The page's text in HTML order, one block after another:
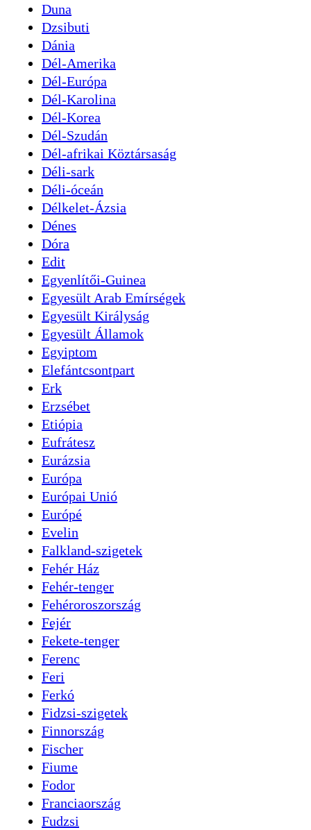
Duna
Dzsibuti
Dánia
Dél-Amerika
Dél-Európa
Dél-Karolina
Dél-Korea
Dél-Szudán
Dél-afrikai Köztársaság
Déli-sark
Déli-óceán
Délkelet-Ázsia
Dénes
Dóra
Edit
Egyenlítői-Guinea
Egyesült Arab Emírségek
Egyesült Királyság
Egyesült Államok
Egyiptom
Elefántcsontpart
Erk
Erzsébet
Etiópia
Eufrátesz
Eurázsia
Európa
Európai Unió
Európé
Evelin
Falkland-szigetek
Fehér Ház
Fehér-tenger
Fehéroroszország
Fejér
Fekete-tenger
Ferenc
Feri
Ferkó
Fidzsi-szigetek
Finnország
Fischer
Fiume
Fodor
Franciaország
Fudzsi